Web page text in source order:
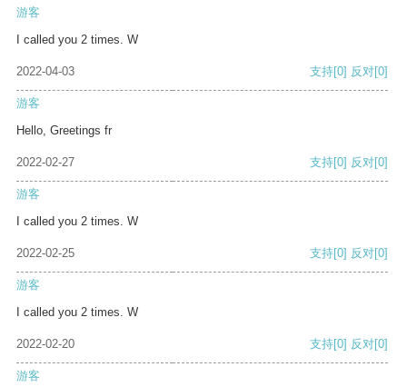
游客
I called you 2 times. W
2022-04-03 支持[0] 反对[0]
游客
Hello, Greetings fr
2022-02-27 支持[0] 反对[0]
游客
I called you 2 times. W
2022-02-25 支持[0] 反对[0]
游客
I called you 2 times. W
2022-02-20 支持[0] 反对[0]
游客